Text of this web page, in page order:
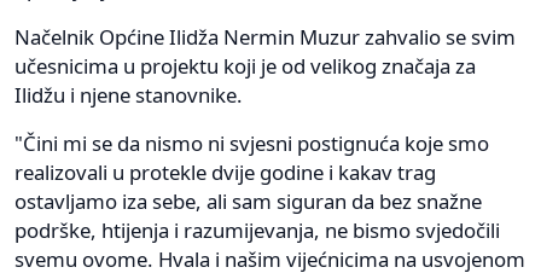
Načelnik Općine Ilidža Nermin Muzur zahvalio se svim
učesnicima u projektu koji je od velikog značaja za
Ilidžu i njene stanovnike.
"Čini mi se da nismo ni svjesni postignuća koje smo
realizovali u protekle dvije godine i kakav trag
ostavljamo iza sebe, ali sam siguran da bez snažne
podrške, htijenja i razumijevanja, ne bismo svjedočili
svemu ovome. Hvala i našim vijećnicima na usvojenom